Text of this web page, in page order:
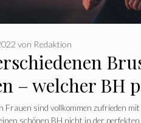
– welcher BH
von Redaktion
Frauen sind vollkommen zufrieden
schönen BH nicht in der